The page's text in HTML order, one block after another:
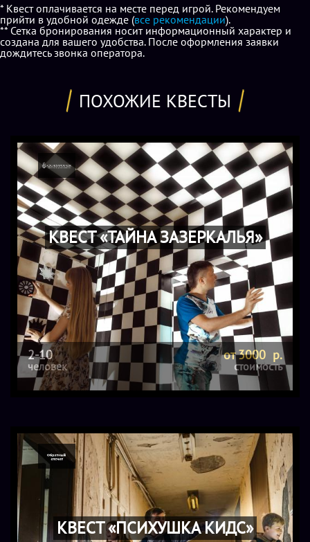
* Квест оплачивается на месте перед игрой. Рекомендуем
прийти в удобной одежде (все рекомендации).
** Сетка бронирования носит информационный характер и
создана для вашего удобства. После оформления заявки
дождитесь звонка оператора.
ПОХОЖИЕ КВЕСТЫ
КВЕСТ «ТАЙНА ЗАЗЕРКАЛЬЯ»
2-10
человек
от 3000 р.
стоимость
КВЕСТ «ПСИХУШКА КИДС»